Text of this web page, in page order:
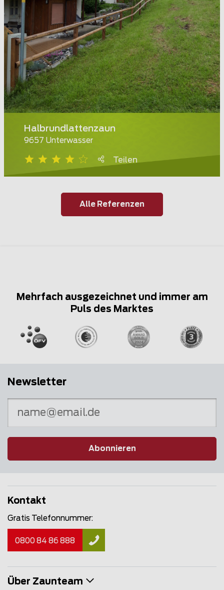
Halbrundlattenzaun
9657 Unterwasser
Teilen
Alle Referenzen
Mehrfach ausgezeichnet und immer am
Puls des Marktes
Newsletter
Abonnieren
Kontakt
Gratis Telefonnummer:
0800 84 86 888
Über Zaunteam